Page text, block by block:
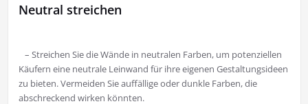
Neutral streichen
– Streichen Sie die Wände in neutralen Farben, um potenziellen
Käufern eine neutrale Leinwand für ihre eigenen Gestaltungsideen
zu bieten. Vermeiden Sie auffällige oder dunkle Farben, die
abschreckend wirken könnten.